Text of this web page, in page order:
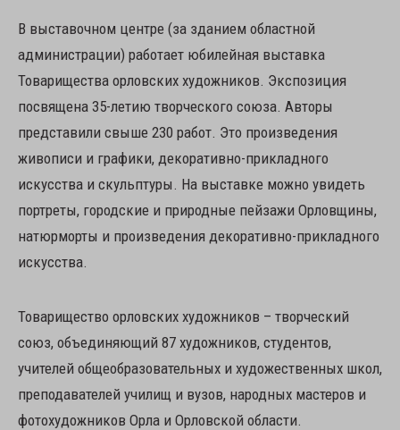
В выставочном центре (за зданием областной
администрации) работает юбилейная выставка
Товарищества орловских художников. Экспозиция
посвящена 35-летию творческого союза. Авторы
представили свыше 230 работ. Это произведения
живописи и графики, декоративно-прикладного
искусства и скульптуры. На выставке можно увидеть
портреты, городские и природные пейзажи Орловщины,
натюрморты и произведения декоративно-прикладного
искусства.
Товарищество орловских художников – творческий
союз, объединяющий 87 художников, студентов,
учителей общеобразовательных и художественных школ,
преподавателей училищ и вузов, народных мастеров и
фотохудожников Орла и Орловской области.